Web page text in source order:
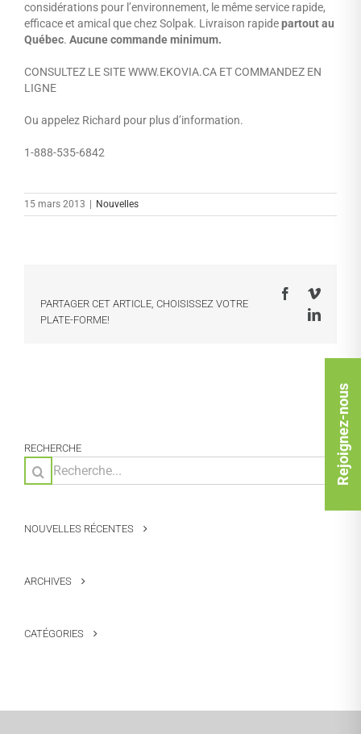
considérations pour l’environnement, le même service rapide,
efficace et amical que chez Solpak. Livraison rapidepartout au
Québec. Aucune commande minimum.
CONSULTEZ LE SITE WWW.EKOVIA.CA ET COMMANDEZ EN
LIGNE
Ou appelez Richard pour plus d’information.
1-888-535-6842
15 mars 2013 Nouvelles
PARTAGER CET ARTICLE, CHOISISSEZ VOTRE
PLATE-FORME!
FacebookVimeo
RECHERCHE
Rechercher:
NOUVELLES RÉCENTES
ARCHIVES
CATÉGORIES
Rejoignez-nous